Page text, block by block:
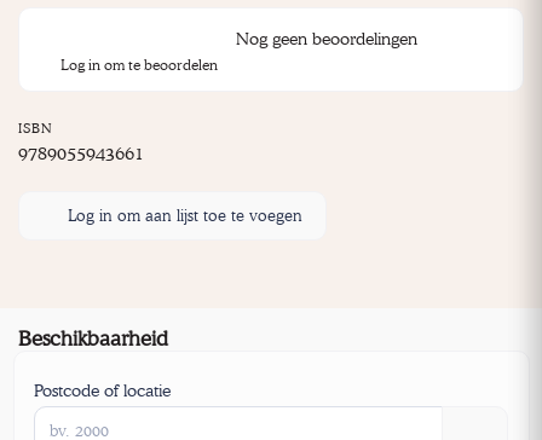
Nog geen beoordelingen
Log in om te beoordelen
ISBN
9789055943661
Log in om aan lijst toe te voegen
Beschikbaarheid
Postcode of locatie